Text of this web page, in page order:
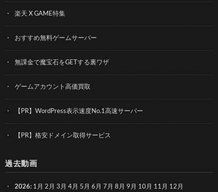
楽天 X GAME特集
おすすめ無料ゲームサーバー
無課金で魔宝石をGETする裏ワザ
ゲームアカウント高価買取
【PR】WordPress表示速度No.1高速サーバー
【PR】格安ドメイン取得サービス
過去動画
2026: 1月 2月 3月 4月 5月 6月 7月 8月 9月 10月 11月 12月